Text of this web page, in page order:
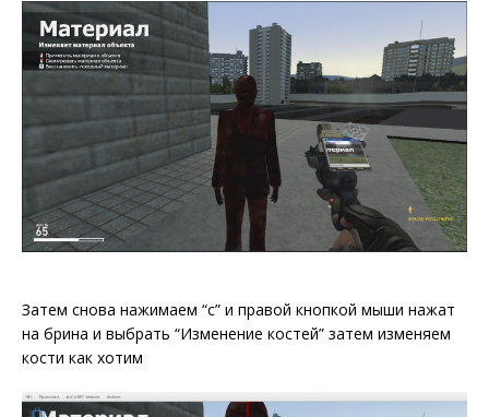
Затем снова нажимаем “c” и правой кнопкой мыши нажат
на брина и выбрать “Изменение костей” затем изменяем
кости как хотим